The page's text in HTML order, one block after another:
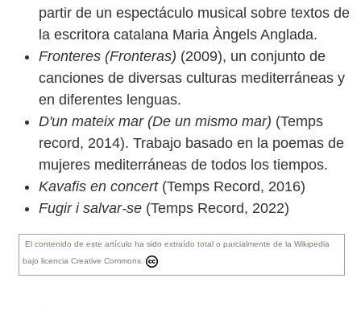
partir de un espectáculo musical sobre textos de
la escritora catalana Maria Àngels Anglada.
Fronteres (Fronteras) (2009), un conjunto de
canciones de diversas culturas mediterráneas y
en diferentes lenguas.
D'un mateix mar (De un mismo mar) (Temps
record, 2014). Trabajo basado en la poemas de
mujeres mediterráneas de todos los tiempos.
Kavafis en concert(Temps Record, 2016)
Fugir i salvar-se (Temps Record, 2022)
El contenido de este artículo ha sido extraído total o parcialmente de la Wikipedia
bajo licencia Creative Commons.